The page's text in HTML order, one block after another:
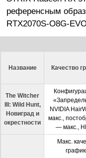
референсным
RTX2070S-O8G-
Название Качество
The Witcher
III: Wild Hunt,
Новиград и
окрестности
NVIDIA
макс.,
— макс.,
Макс.